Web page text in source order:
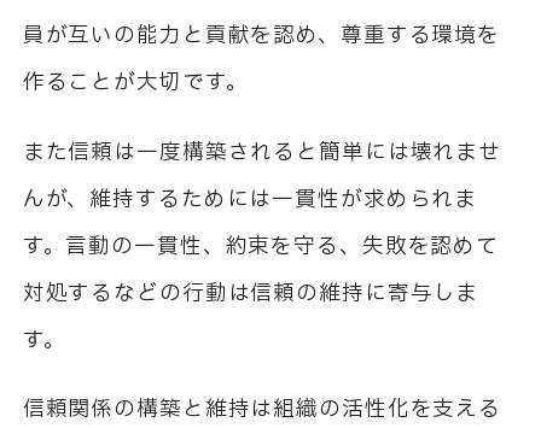
員が互いの能力と貢献を認め、尊重する環境を
作ることが大切です。
また信頼は一度構築されると簡単には壊れませ
んが、維持するためには一貫性が求められま
す。言動の一貫性、約束を守る、失敗を認めて
対処するなどの行動は信頼の維持に寄与しま
す。
信頼関係の構築と維持は組織の活性化を支える